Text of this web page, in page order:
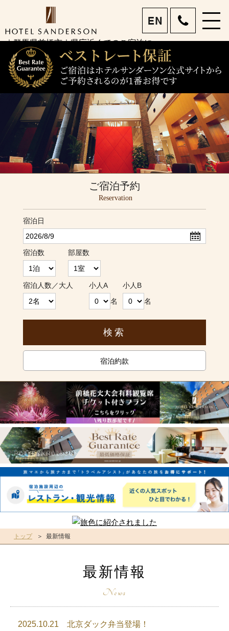
ホテルサンダーソン 前
橋市で宿泊・女子旅｜眺
望を楽しめるホテルレス
トラン｜ビジネスも旅行
もお任せあれ
｜群馬県前橋市｜県庁近くでのご宿泊に menu
ご宿泊予約
Reservation
宿泊日
宿泊数 部屋数
宿泊人数／大人
小人A
名
小人B
名
宿泊約款
トップ 最新情報
最新情報
2025.10.21 北京ダック弁当登場！